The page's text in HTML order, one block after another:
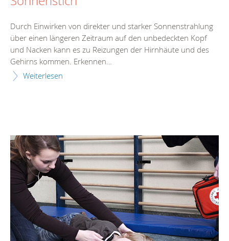
Durch Einwirken von direkter und starker Sonnenstrahlung
über einen längeren Zeitraum auf den unbedeckten Kopf
und Nacken kann es zu Reizungen der Hirnhäute und des
Gehirns kommen. Erkennen…
Weiterlesen